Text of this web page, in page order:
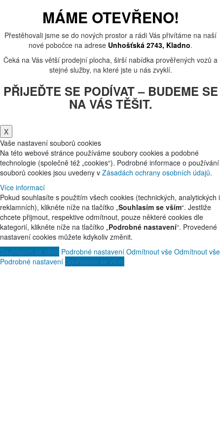
MÁME OTEVŘENO!
Přestěhovali jsme se do nových prostor a rádi Vás přivítáme na naší
nové pobočce na adrese Unhošťská 2743, Kladno.
Čeká na Vás větší prodejní plocha, širší nabídka prověřených vozů a
stejné služby, na které jste u nás zvyklí.
PŘIJEĎTE SE PODÍVAT – BUDEME SE
NA VÁS TĚŠIT.
X
Vaše nastavení souborů cookies
Na této webové stránce používáme soubory cookies a podobné
technologie (společně též „cookies“). Podrobné informace o používání
souborů cookies jsou uvedeny v Zásadách ochrany osobních údajů.
Více informací
Pokud souhlasíte s použitím všech cookies (technických, analytických i
reklamních), klikněte níže na tlačítko „Souhlasím se vším“. Jestliže
chcete přijmout, respektive odmítnout, pouze některé cookies dle
kategorií, klikněte níže na tlačítko „Podrobné nastavení“. Provedené
nastavení cookies můžete kdykoliv změnit.
Souhlasím se vším Podrobné nastavení Odmítnout vše Odmítnout vše
Podrobné nastavení Souhlasím se vším